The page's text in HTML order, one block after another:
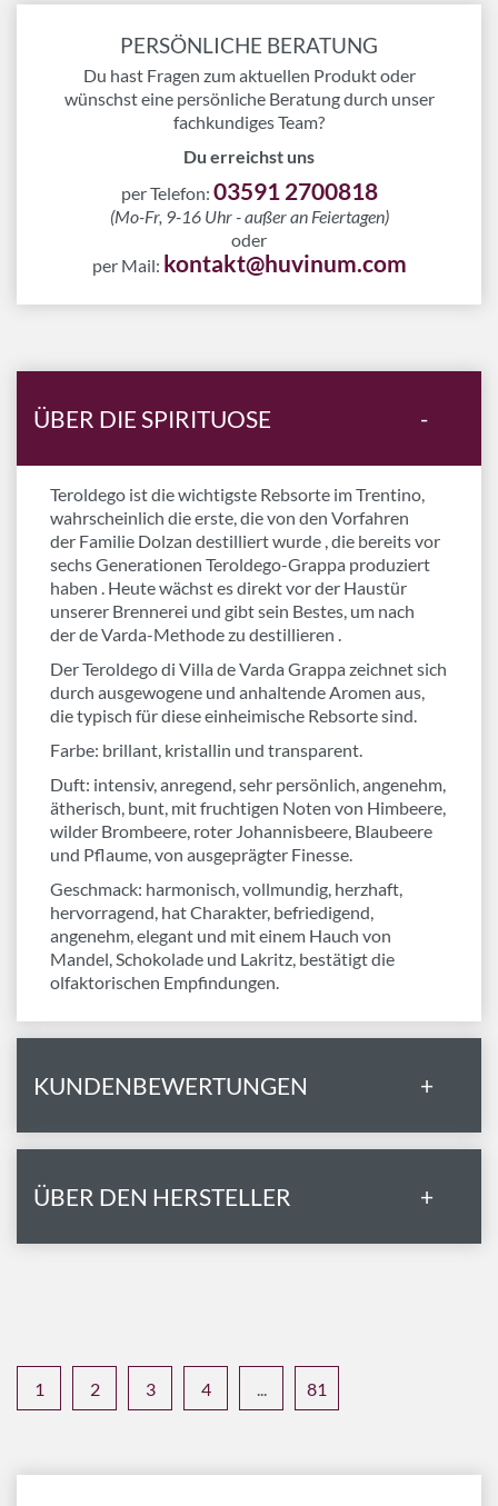
PERSÖNLICHE BERATUNG
Du hast Fragen zum aktuellen Produkt oder
wünschst eine persönliche Beratung durch unser
fachkundiges Team?
Du erreichst uns
per Telefon: 03591 2700818
(Mo-Fr, 9-16 Uhr - außer an Feiertagen)
oder
per Mail: kontakt@huvinum.com
ÜBER DIE SPIRITUOSE -
Teroldego ist die wichtigste Rebsorte im Trentino,
wahrscheinlich die erste, die von den Vorfahren
der Familie Dolzan destilliert wurde , die bereits vor
sechs Generationen Teroldego-Grappa produziert
haben . Heute wächst es direkt vor der Haustür
unserer Brennerei und gibt sein Bestes, um nach
der de Varda-Methode zu destillieren .
Der Teroldego di Villa de Varda Grappa zeichnet sich
durch ausgewogene und anhaltende Aromen aus,
die typisch für diese einheimische Rebsorte sind.
Farbe: brillant, kristallin und transparent.
Duft: intensiv, anregend, sehr persönlich, angenehm,
ätherisch, bunt, mit fruchtigen Noten von Himbeere,
wilder Brombeere, roter Johannisbeere, Blaubeere
und Pflaume, von ausgeprägter Finesse.
Geschmack: harmonisch, vollmundig, herzhaft,
hervorragend, hat Charakter, befriedigend,
angenehm, elegant und mit einem Hauch von
Mandel, Schokolade und Lakritz, bestätigt die
olfaktorischen Empfindungen.
KUNDENBEWERTUNGEN +
ÜBER DEN HERSTELLER +
1 2 3 4 ... 81